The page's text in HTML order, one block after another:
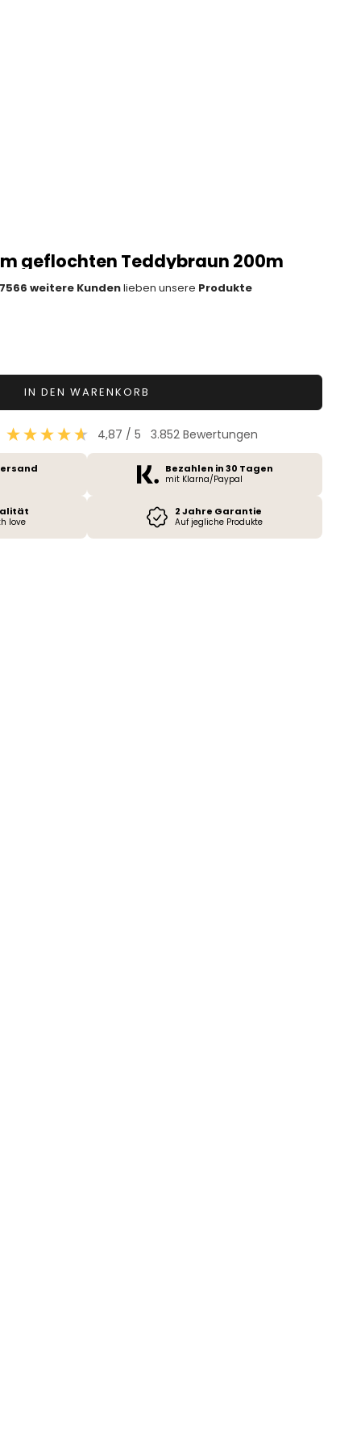
geflochten Teddybraun 200m
7566 weitere Kundenlieben unsere Produkte
IN DEN WARENKORB
4,87 / 5 3.852 Bewertungen
Bezahlen in 30 Tagen
mit Klarna/Paypal
love
2 Jahre Garantie
Auf jegliche Produkte